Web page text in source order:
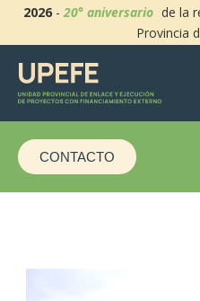
2026-20° aniversario de la
Provincia
CONTACTO